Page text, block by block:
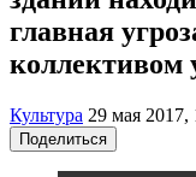
главная
коллективом
Культура 29 мая 2017,
Поделиться